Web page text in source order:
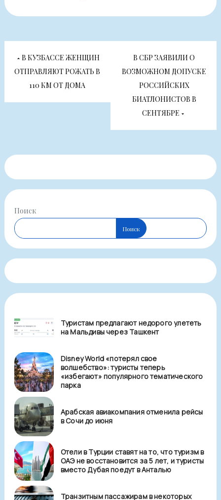
Навигация
по
записям
В КУЗБАССЕ ЖЕНЩИН
ОТПРАВЛЯЮТ РОЖАТЬ В
110 КМ ОТ ДОМА
В СБР ЗАЯВИЛИ О
ВОЗМОЖНОМ ДОПУСКЕ
РОССИЙСКИХ
БИАТЛОНИСТОВ В
СЕНТЯБРЕ
Поиск
Поиск
Туристам предлагают недорого улететь
на Мальдивы через Ташкент
Disney World «потерял свое
волшебство»: туристы теперь
«избегают» популярного тематического
парка
Арабская авиакомпания отменила рейсы
в Сочи до июня
Отели в Турции ставят на то, что туризм в
ОАЭ не восстановится за 5 лет, и туристы
вместо Дубая поедут в Анталью
Транзитным пассажирам в некоторых